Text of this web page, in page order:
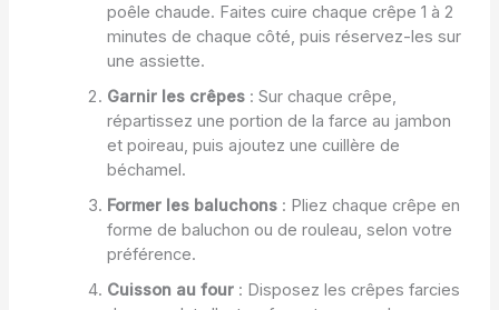
poêle chaude. Faites cuire chaque crêpe 1 à 2
minutes de chaque côté, puis réservez-les sur
une assiette.
Garnir les crêpes: Sur chaque crêpe,
répartissez une portion de la farce au jambon
et poireau, puis ajoutez une cuillère de
béchamel.
Former les baluchons: Pliez chaque crêpe en
forme de baluchon ou de rouleau, selon votre
préférence.
Cuisson au four: Disposez les crêpes farcies